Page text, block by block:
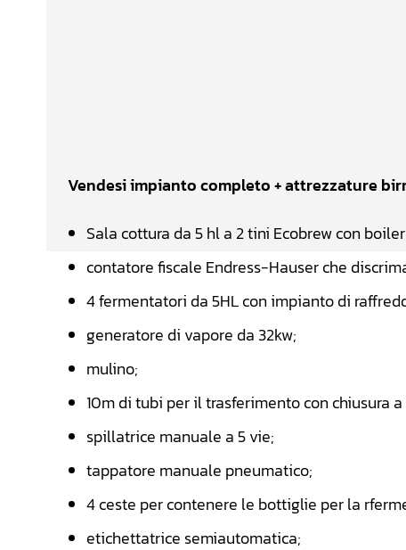
Vendesi impianto completo + attrezzature
Sala cottura da 5 hl a 2 tini Ecobrew con
contatore fiscale Endress-Hauser che
4 fermentatori da 5HL con impianto di
generatore di vapore da 32kw;
mulino;
10m di tubi per il trasferimento con chiusura
spillatrice manuale a 5 vie;
tappatore manuale pneumatico;
4 ceste per contenere le bottiglie per la
etichettatrice semiautomatica;